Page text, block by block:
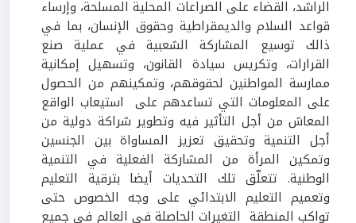
الراشد، القضاء على الصراعات المحلية المسلحة، وإرساء
قواعد السلام والديمقراطية وحقوق الإنسان، بما في
ذالك توسيع المشاركة الشعبية في عملية صنع
القرارات، وتكريس سيادة القانون، وتسهيل إمكانية
ممارسة المواطنين لحقوقهم، وتمكينهم من الحصول
على المعلومات التي تساعدهم على استيعاب الواقع
المعاش من أجل التأثير فيه وتطوير شراكة دولية من
أجل التنمية وتحقيق تعزيز المساواة بين الجنسين
وتمكين المرأة من المشاركة الفعلية في التنمية
الوطنية. تتعلّق تلك التحديات أيضا بترقية التعليم
وتعميم التعليم الابتدائي على وجه الخصوص حتى
تواكب المنطقة التغيرات الحاصلة في العالم في جميع